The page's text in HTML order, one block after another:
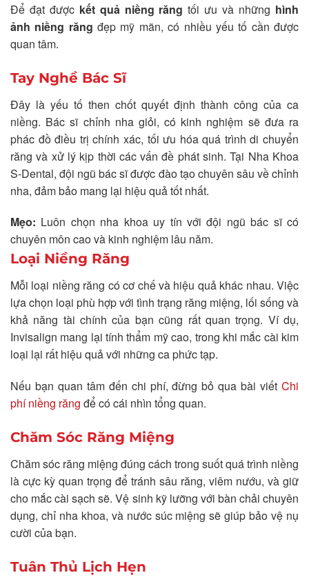
Để đạt được kết quả niềng răng tối ưu và những hình
ảnh niềng răng đẹp mỹ mãn, có nhiều yếu tố cần được
quan tâm.
Tay Nghề Bác Sĩ
Đây là yếu tố then chốt quyết định thành công của ca
niềng. Bác sĩ chỉnh nha giỏi, có kinh nghiệm sẽ đưa ra
phác đồ điều trị chính xác, tối ưu hóa quá trình di chuyển
răng và xử lý kịp thời các vấn đề phát sinh. Tại Nha Khoa
S-Dental, đội ngũ bác sĩ được đào tạo chuyên sâu về chỉnh
nha, đảm bảo mang lại hiệu quả tốt nhất.
Mẹo: Luôn chọn nha khoa uy tín với đội ngũ bác sĩ có
chuyên môn cao và kinh nghiệm lâu năm.
Loại Niềng Răng
Mỗi loại niềng răng có cơ chế và hiệu quả khác nhau. Việc
lựa chọn loại phù hợp với tình trạng răng miệng, lối sống và
khả năng tài chính của bạn cũng rất quan trọng. Ví dụ,
Invisalign mang lại tính thẩm mỹ cao, trong khi mắc cài kim
loại lại rất hiệu quả với những ca phức tạp.
Nếu bạn quan tâm đến chi phí, đừng bỏ qua bài viết Chi
phí niềng răng để có cái nhìn tổng quan.
Chăm Sóc Răng Miệng
Chăm sóc răng miệng đúng cách trong suốt quá trình niềng
là cực kỳ quan trọng để tránh sâu răng, viêm nướu, và giữ
cho mắc cài sạch sẽ. Vệ sinh kỹ lưỡng với bàn chải chuyên
dụng, chỉ nha khoa, và nước súc miệng sẽ giúp bảo vệ nụ
cười của bạn.
Tuân Thủ Lịch Hẹn